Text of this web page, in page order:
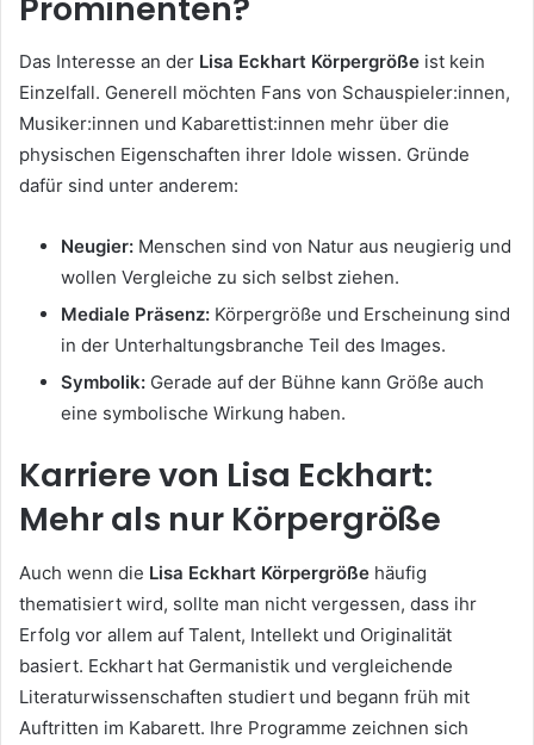
Das Interesse an der Lisa Eckhart Körpergröße ist kein
Einzelfall. Generell möchten Fans von Schauspieler:innen,
Musiker:innen und Kabarettist:innen mehr über die
physischen Eigenschaften ihrer Idole wissen. Gründe
dafür sind unter anderem:
Neugier: Menschen sind von Natur aus neugierig und
wollen Vergleiche zu sich selbst ziehen.
Mediale Präsenz: Körpergröße und Erscheinung sind
in der Unterhaltungsbranche Teil des Images.
Symbolik: Gerade auf der Bühne kann Größe auch
eine symbolische Wirkung haben.
Karriere von Lisa Eckhart:
Mehr als nur Körpergröße
Auch wenn die Lisa Eckhart Körpergröße häufig
thematisiert wird, sollte man nicht vergessen, dass ihr
Erfolg vor allem auf Talent, Intellekt und Originalität
basiert. Eckhart hat Germanistik und vergleichende
Literaturwissenschaften studiert und begann früh mit
Auftritten im Kabarett. Ihre Programme zeichnen sich